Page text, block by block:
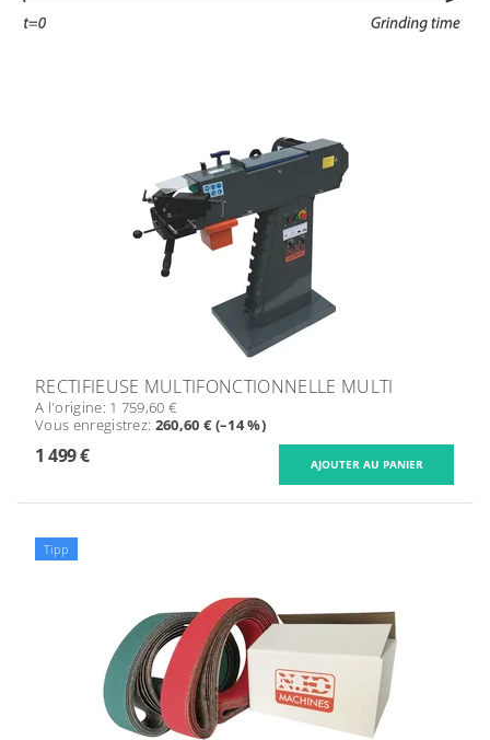
RECTIFIEUSE MULTIFONCTIONNELLE MULTI
A l'origine: 1 759,60 €
Vous enregistrez: 260,60 € (–14 %)
1 499 €
Tipp